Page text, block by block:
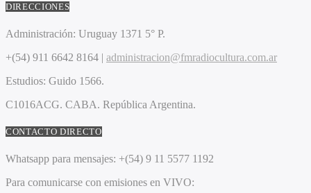
DIRECCIONES
Administración: Uruguay 1371 5° P.
+(54) 911 6642 8164 | administracion@fmradiocultura.com.ar
Estudios: Guido 1566.
C1016ACG. CABA. República Argentina.
CONTACTO DIRECTO
Whatsapp para mensajes: +(54) 9 11 5577 1192
Para comunicarse con emisiones en VIVO: